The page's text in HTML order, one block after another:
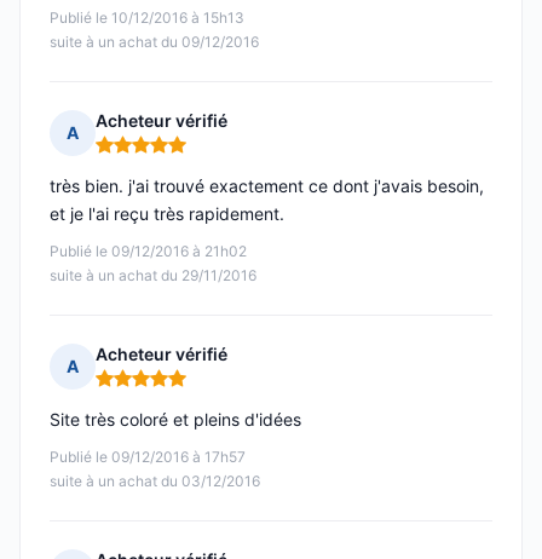
Publié le 10/12/2016 à 15h13
suite à un achat du 09/12/2016
A
Acheteur vérifié
Note : 5 sur 5
Publié le 09/12/2016 à 21h02
suite à un achat du 29/11/2016
très bien. j'ai trouvé exactement ce dont j'avais besoin,
et je l'ai reçu très rapidement.
A
Acheteur vérifié
Note : 5 sur 5
Publié le 09/12/2016 à 17h57
suite à un achat du 03/12/2016
Site très coloré et pleins d'idées